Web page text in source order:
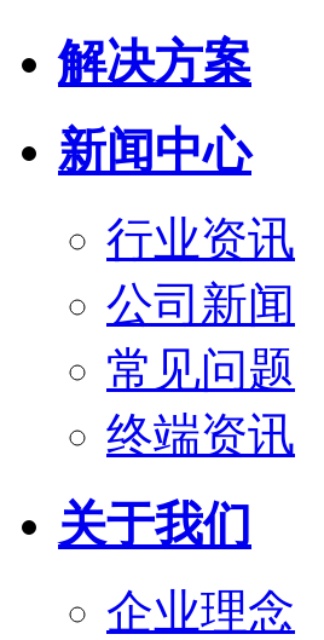
解决方案
新闻中心
行业资讯
公司新闻
常见问题
终端资讯
关于我们
企业理念